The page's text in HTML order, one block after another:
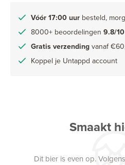
Vóór 17:00 uur besteld,
8000+ beoordelingen 9.8/10
Gratis verzending vanaf
Koppel je Untappd account
Smaakt
Dit bier is even op.